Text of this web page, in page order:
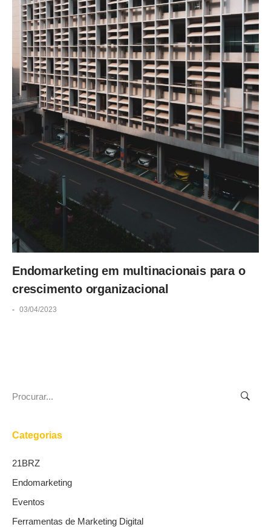
Endomarketing em multinacionais para o
crescimento organizacional
- 03/04/2023
for:
Categorias
21BRZ
Endomarketing
Eventos
Ferramentas de Marketing Digital